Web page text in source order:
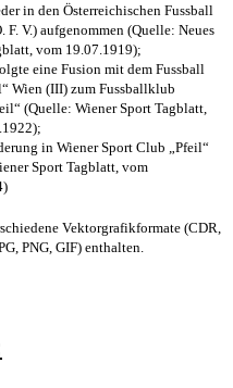
in den Österreichischen Fussball
F. V.) aufgenommen (Quelle: Neues
vom 19.07.1919);
eine Fusion mit dem Fussball
Wien (III) zum Fussballklub
(Quelle: Wiener Sport Tagblatt,
in Wiener Sport Club „Pfeil“
Sport Tagblatt, vom
Vektorgrafikformate (CDR,
PNG, GIF) enthalten.